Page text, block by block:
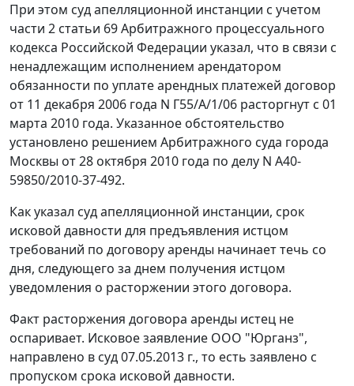
При этом суд апелляционной инстанции с учетом
части 2 статьи 69 Арбитражного процессуального
кодекса Российской Федерации указал, что в связи с
ненадлежащим исполнением арендатором
обязанности по уплате арендных платежей договор
от 11 декабря 2006 года N Г55/А/1/06 расторгнут с 01
марта 2010 года. Указанное обстоятельство
установлено решением Арбитражного суда города
Москвы от 28 октября 2010 года по делу N А40-
59850/2010-37-492.
Как указал суд апелляционной инстанции, срок
исковой давности для предъявления истцом
требований по договору аренды начинает течь со
дня, следующего за днем получения истцом
уведомления о расторжении этого договора.
Факт расторжения договора аренды истец не
оспаривает. Исковое заявление ООО "Юрганз",
направлено в суд 07.05.2013 г., то есть заявлено с
пропуском срока исковой давности.